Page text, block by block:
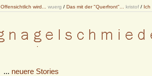
Offensichtlich wird... wuerg / Das mit der "Querfront"... kristof / Ich
... neuere Stories